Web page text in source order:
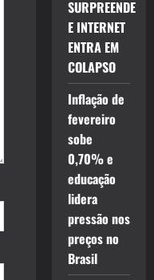
SURPREENDE
E INTERNET
ENTRA EM
COLAPSO
Inflação de
fevereiro
sobe
0,70% e
educação
lidera
pressão nos
preços no
Brasil